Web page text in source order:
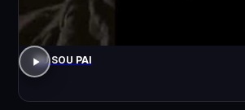
EU SOU PAI